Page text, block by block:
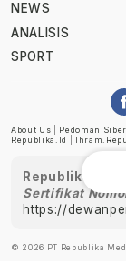
NEWS
ANALISIS
SPORT
About Us Pedoman Siber
Republika.id
Republika
Sertifikat
https://
© 2026 PT Republika